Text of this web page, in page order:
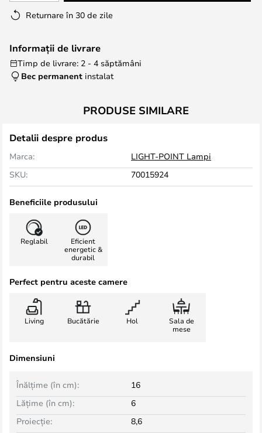
Returnare în 30 de zile
Informații de livrare
Timp de livrare: 2 - 4 săptămâni
Bec permanent instalat
PRODUSE SIMILARE
Detalii despre produs
Marca:
LIGHT-POINT Lampi
SKU:
70015924
Beneficiile produsului
Reglabil
Eficient
energetic &
durabil
Perfect pentru aceste camere
Living Bucătărie Hol
Sala de
mese
Dimensiuni
Lățime (în cm): 6
Înălțime (în cm): 16
Proiecție: 8,6